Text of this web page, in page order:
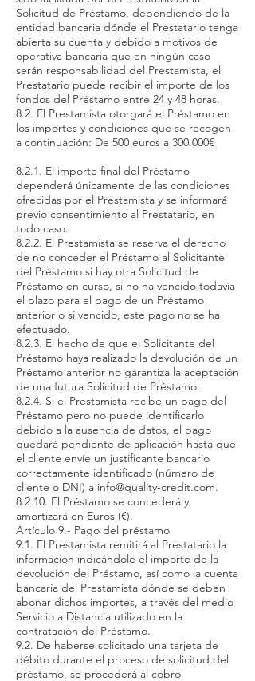
Solicitud de Préstamo, dependiendo de la
entidad bancaria dónde el Prestatario tenga
abierta su cuenta y debido a motivos de
operativa bancaria que en ningún caso
serán responsabilidad del Prestamista, el
Prestatario puede recibir el importe de los
fondos del Préstamo entre 24 y 48 horas.
8.2. El Prestamista otorgará el Préstamo en
los importes y condiciones que se recogen
a continuación: De 500 euros a 300.000€
8.2.1. El importe final del Préstamo
dependerá únicamente de las condiciones
ofrecidas por el Prestamista y se informará
previo consentimiento al Prestatario, en
todo caso.
8.2.2. El Prestamista se reserva el derecho
de no conceder el Préstamo al Solicitante
del Préstamo si hay otra Solicitud de
Préstamo en curso, si no ha vencido todavía
el plazo para el pago de un Préstamo
anterior o si vencido, este pago no se ha
efectuado.
8.2.3. El hecho de que el Solicitante del
Préstamo haya realizado la devolución de un
Préstamo anterior no garantiza la aceptación
de una futura Solicitud de Préstamo.
8.2.4. Si el Prestamista recibe un pago del
Préstamo pero no puede identificarlo
debido a la ausencia de datos, el pago
quedará pendiente de aplicación hasta que
el cliente envíe un justificante bancario
correctamente identificado (número de
cliente o DNI) a info@quality-credit.com.
8.2.10. El Préstamo se concederá y
amortizará en Euros (€).
Artículo 9.- Pago del préstamo
9.1. El Prestamista remitirá al Prestatario la
información indicándole el importe de la
devolución del Préstamo, así como la cuenta
bancaria del Prestamista dónde se deben
abonar dichos importes, a través del medio
Servicio a Distancia utilizado en la
contratación del Préstamo.
9.2. De haberse solicitado una tarjeta de
débito durante el proceso de solicitud del
préstamo, se procederá al cobro